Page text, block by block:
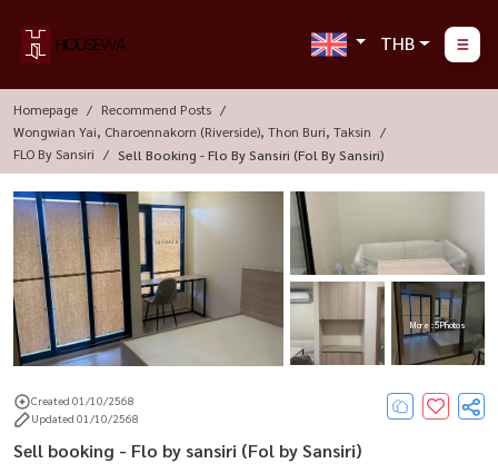
THB
Homepage
Recommend Posts
Wongwian Yai, Charoennakorn (Riverside), Thon Buri, Taksin
FLO By Sansiri
Sell ​​booking - Flo By Sansiri (Fol By Sansiri)
More : 5 Photos
Created 01/10/2568
Updated 01/10/2568
Sell ​​booking - Flo by sansiri (Fol by Sansiri)